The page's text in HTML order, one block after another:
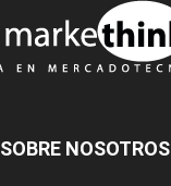
SOBRE NOSOTROS